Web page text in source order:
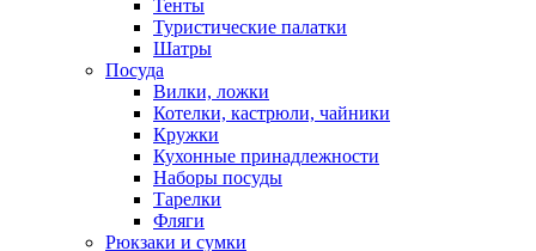
Тенты
Туристические палатки
Шатры
Посуда
Вилки, ложки
Котелки, кастрюли, чайники
Кружки
Кухонные принадлежности
Наборы посуды
Тарелки
Фляги
Рюкзаки и сумки